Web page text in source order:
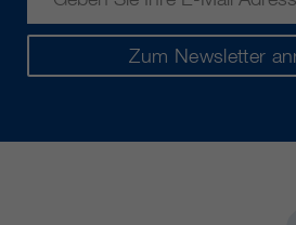
Zum Newsletter